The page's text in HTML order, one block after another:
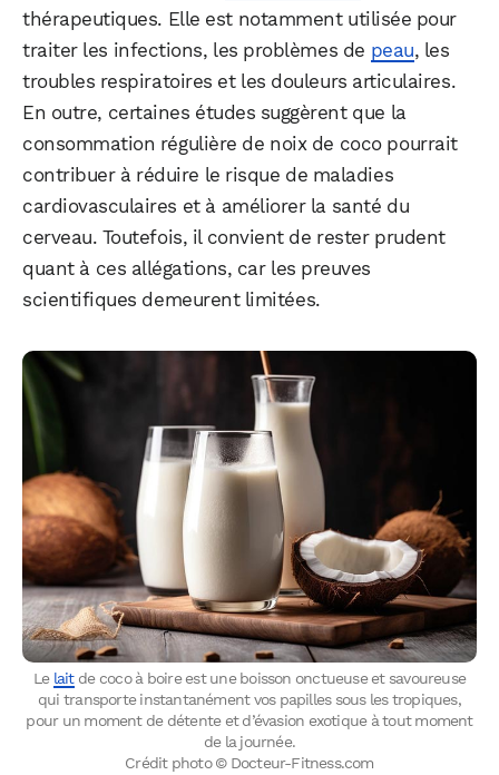
thérapeutiques. Elle est notamment utilisée pour
traiter les infections, les problèmes de peau, les
troubles respiratoires et les douleurs articulaires.
En outre, certaines études suggèrent que la
consommation régulière de noix de coco pourrait
contribuer à réduire le risque de maladies
cardiovasculaires et à améliorer la santé du
cerveau. Toutefois, il convient de rester prudent
quant à ces allégations, car les preuves
scientifiques demeurent limitées.
Le laitde coco à boire est une boisson onctueuse et savoureuse
qui transporte instantanément vos papilles sous les tropiques,
pour un moment de détente et d’évasion exotique à tout moment
de la journée.
Crédit photo © Docteur-Fitness.com
WhatsApp Telegram